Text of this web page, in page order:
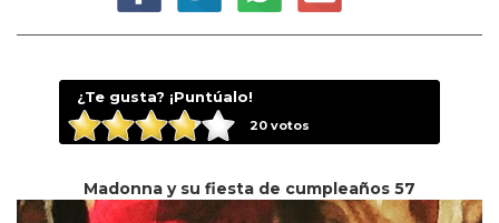
¿Te gusta? ¡Puntúalo!
20votos
Madonna y su fiesta de cumpleaños 57